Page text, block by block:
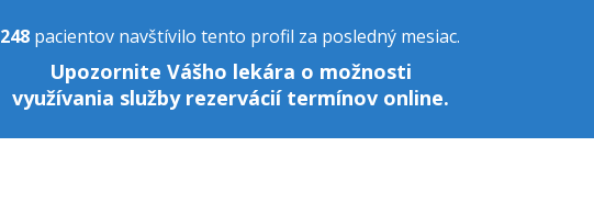
248 pacientov navštívilo tento profil za posledný mesiac.
Upozornite Vášho lekára o možnosti
využívania služby rezervácií termínov online.